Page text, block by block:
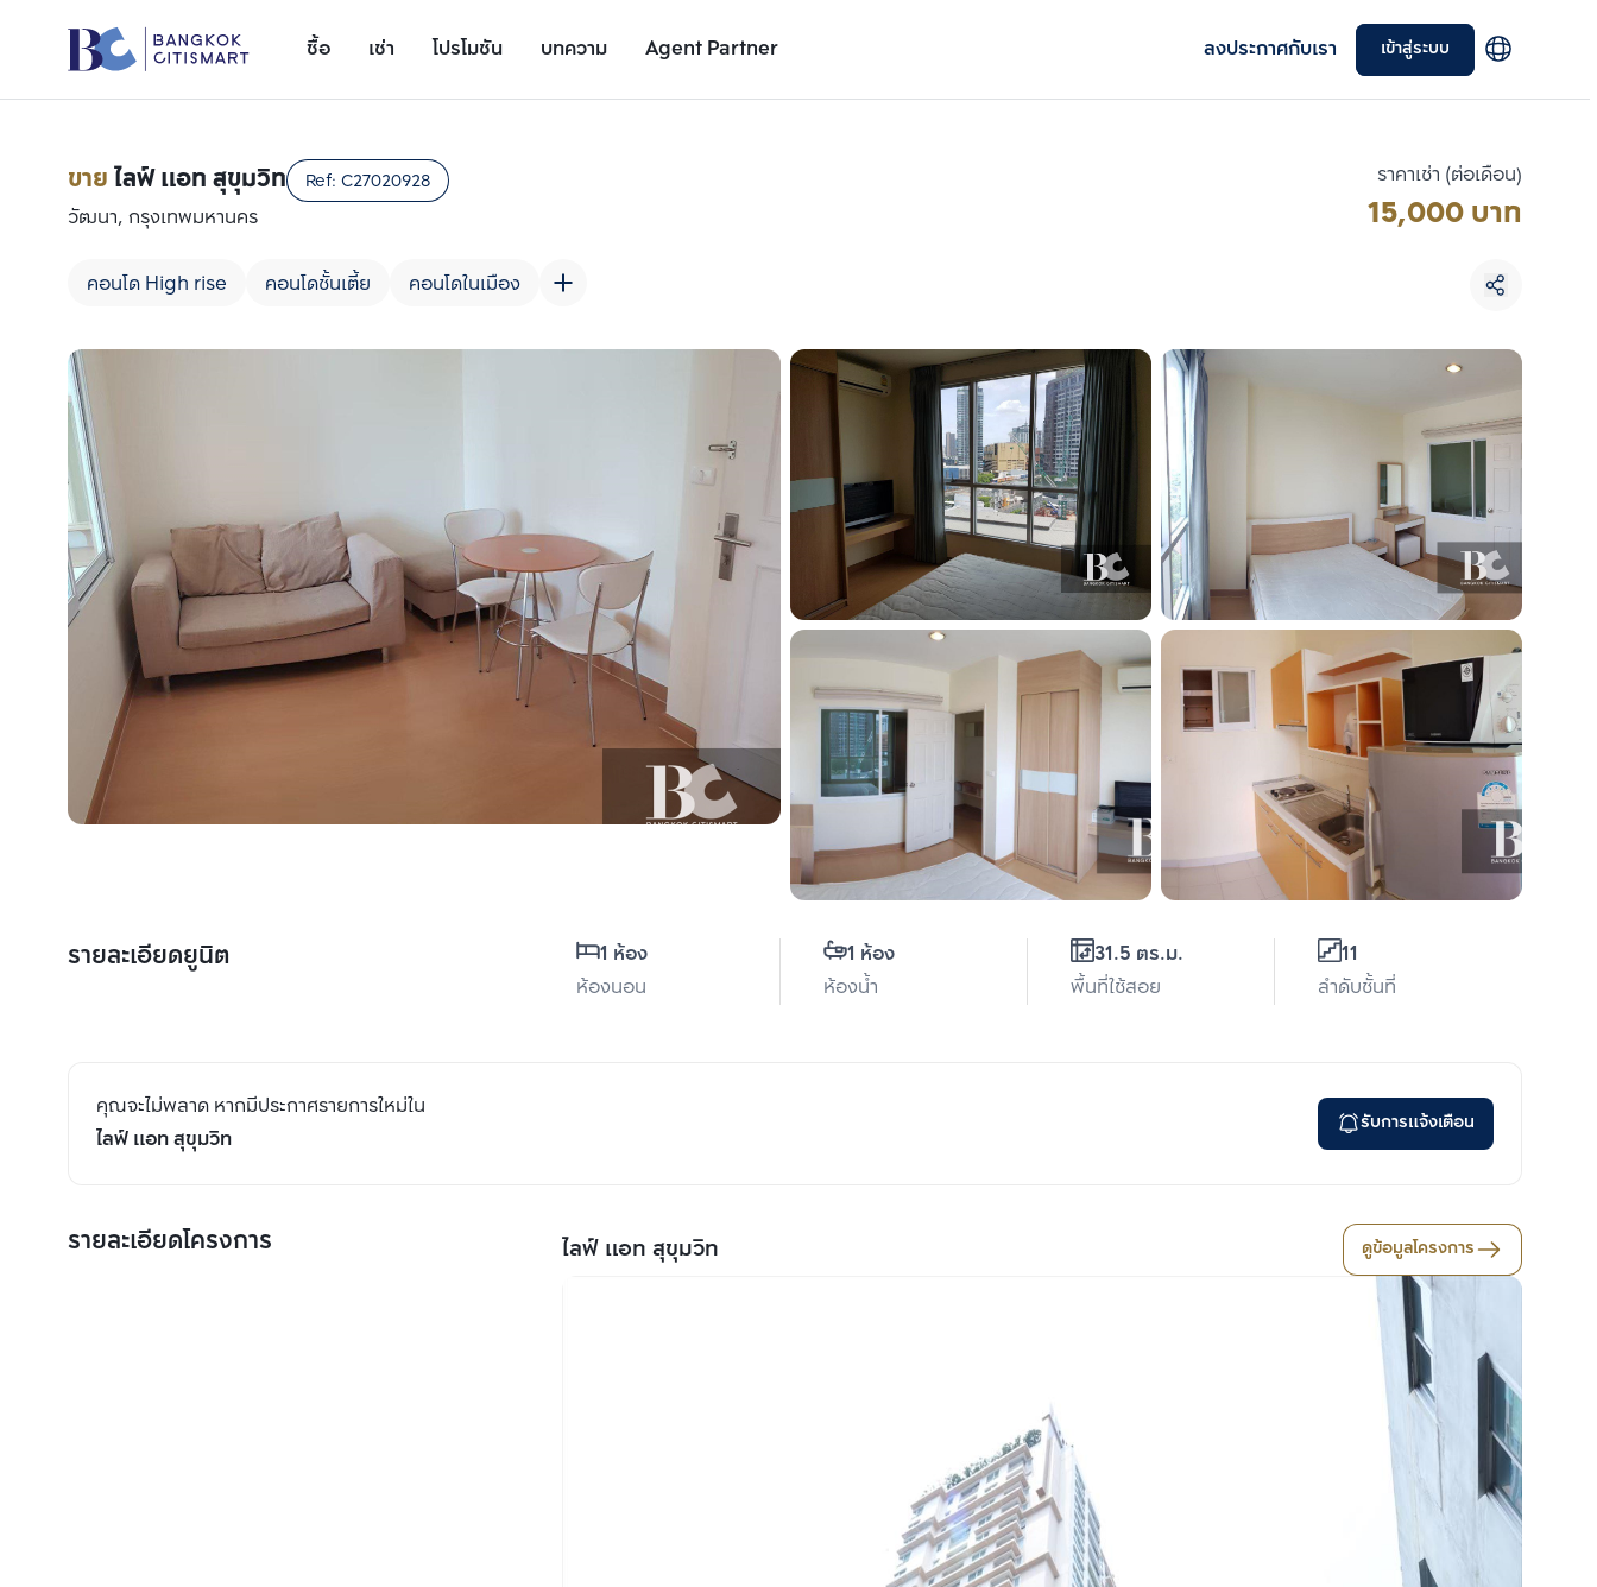
ซื้อ เช่า โปรโมชัน บทความ Agent Partner ลงประกาศกับเรา เข้าสู่ระบบ
รายละเอียดยูนิต
ขายไลฟ์ แอท สุขุมวิท Ref: C27020928
วัฒนา, กรุงเทพมหานคร
คอนโด High rise คอนโดชั้นเตี้ย คอนโดในเมือง
ราคาเช่า (ต่อเดือน)
15,000 บาท
รายละเอียดยูนิต
1 ห้อง
ห้องนอน
1 ห้อง
ห้องน้ำ
31.5 ตร.ม.
พื้นที่ใช้สอย
11
ลำดับชั้นที่
คุณจะไม่พลาด หากมีประกาศรายการใหม่ใน
ไลฟ์ แอท สุขุมวิท
รับการแจ้งเตือน
รายละเอียดโครงการ ไลฟ์ แอท สุขุมวิท ดูข้อมูลโครงการ
เพิ่มยูนิตเปรียบเทียบ
รายการที่ 3
เลือกยูนิตเพื่อเปรียบเทียบ
เลือกได้สูงสุด 3 รายการ
เปรียบเทียบ
ลบทั้งหมด